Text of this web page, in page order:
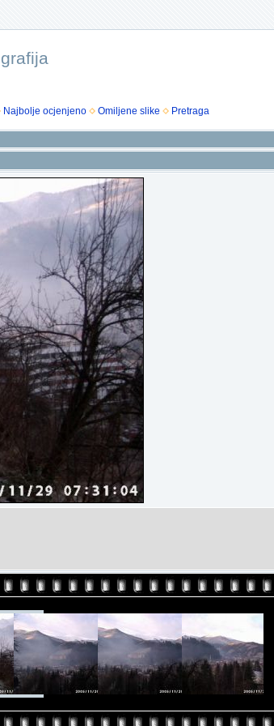
Najbolje ocjenjeno Omiljene slike Pretraga